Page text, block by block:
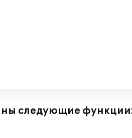
следующие